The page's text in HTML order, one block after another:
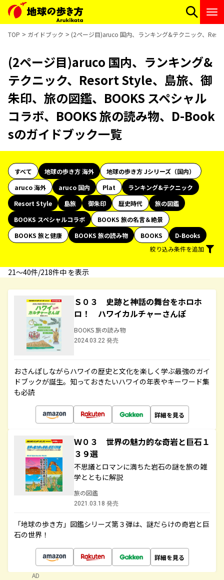
TOP ガイドブック (2ページ目)aruco 国内、ランキング&テクニック、
(2ページ目)aruco 国内、ランキング&
テクニック、Resort Style、島旅、御
朱印、旅の図鑑、BOOKS スペシャル
コラボ、BOOKS 旅の読み物、D-Book
sのガイドブック一覧
すべて 地球の歩き方 海外
地球の歩き方 Jシリーズ（国内）
aruco 海外
aruco 国内 Plat
ランキング&テクニック
Resort Style
島旅 御朱印 歴史時代
旅の図鑑
BOOKS スペシャルコラボ
BOOKS 旅の名言＆絶景
BOOKS 旅と健康
BOOKS 旅の読み物 BOOKS
D-Books
絞り込み条件を追加
21〜40件/218件中 を表示
Ｓ０３ 史跡と神話の舞台をホロホ
ロ！ ハワイカルチャーさんぽ
BOOKS 旅の読み物
2024.03.22 発売
おさんぽしながらハワイの歴史と文化を楽しく学ぶ最強のガイ
ドブックが誕生。知っておきたいハワイの年表やキーワード集
も必読
詳細を見る
Ｗ０３ 世界の魅力的な奇岩と巨石１
３９選
不思議とロマンに満ちた岩石の謎を旅の雑
学とともに解説
旅の図鑑
2021.03.18 発売
「地球の歩き方」図鑑シリーズ第３弾は、謎だらけの奇岩と巨
石の世界！
詳細を見る
AD